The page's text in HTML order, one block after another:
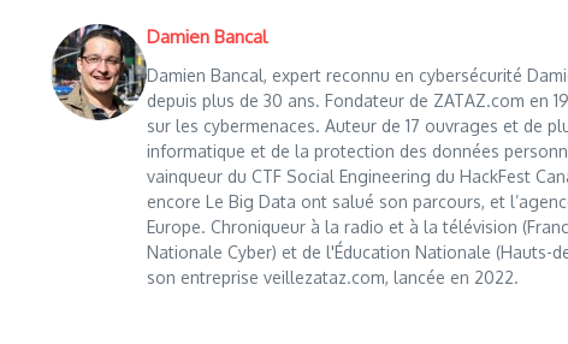
Damien Bancal
Damien Bancal, expert reconnu en cybersécurité
depuis plus de 30 ans. Fondateur de ZATAZ.com en
sur les cybermenaces. Auteur de 17 ouvrages et de
informatique et de la protection des données
vainqueur du CTF Social Engineering du HackFest
encore Le Big Data ont salué son parcours, et
Europe. Chroniqueur à la radio et à la télévision
Nationale Cyber) et de l'Éducation Nationale (Hauts-
son entreprise veillezataz.com, lancée en 2022.